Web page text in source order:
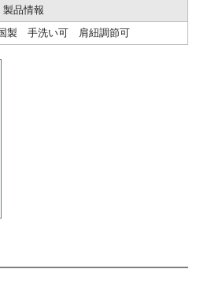
製品情報
製 手洗い可 肩紐調節可